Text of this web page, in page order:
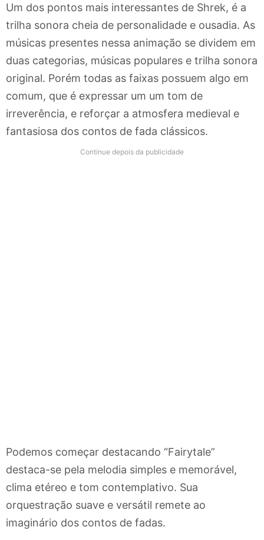
Um dos pontos mais interessantes de Shrek, é a
trilha sonora cheia de personalidade e ousadia. As
músicas presentes nessa animação se dividem em
duas categorias, músicas populares e trilha sonora
original. Porém todas as faixas possuem algo em
comum, que é expressar um um tom de
irreverência, e reforçar a atmosfera medieval e
fantasiosa dos contos de fada clássicos.
Continue depois da publicidade
Podemos começar destacando “Fairytale”
destaca-se pela melodia simples e memorável,
clima etéreo e tom contemplativo. Sua
orquestração suave e versátil remete ao
imaginário dos contos de fadas.